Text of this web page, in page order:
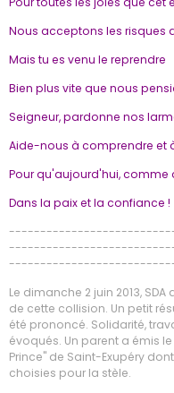
Nous acceptons les risques
Mais tu es venu le reprendre
Bien plus vite que nous
Seigneur, pardonne nos
Aide-nous à comprendre et
Pour qu'aujourd'hui, comme
Dans la paix et la confiance !
Le dimanche 2 juin 2013,
de cette collision. Un petit
été prononcé. Solidarité,
évoqués. Un parent a émis
Prince" de Saint-Exupéry
choisies pour la stèle.